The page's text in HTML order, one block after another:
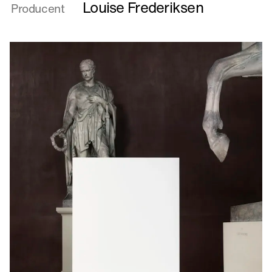
Producent Louise Frederiksen